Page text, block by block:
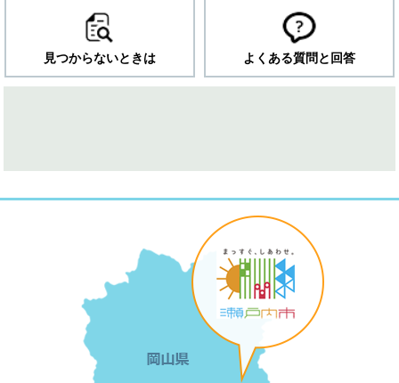
見つからないときは よくある質問と回答